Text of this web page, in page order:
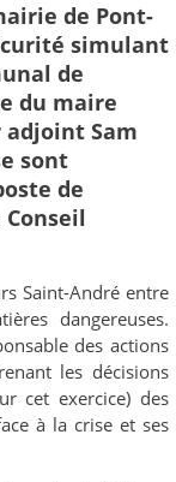
de Pont-
simulant
de
du maire
Sam
sont
de
Saint-André entre
dangereuses.
des actions
les décisions
cet exercice) des
à la crise et ses